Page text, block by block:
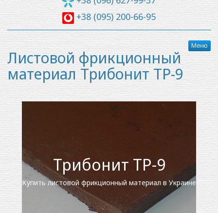
+38 (095) 200-66-95
Меню
Листовой фрикционный
материал Трибонит ТР-9
Трибонит ТР-9
Купить листовой фрикционный материал в Украине